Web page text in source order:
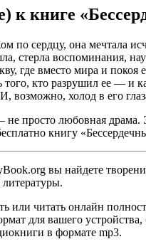
к книге
по сердцу, она мечтала
стерла воспоминания,
где вместо мира и
того, кто разрушил ее —
возможно, холод в его
просто любовная драма.
книгу
вы найдете
литературы.
или читать онлайн
для вашего
в формате mp3.